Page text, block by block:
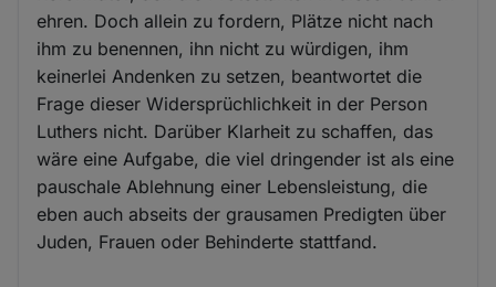
ehren. Doch allein zu fordern, Plätze nicht nach
ihm zu benennen, ihn nicht zu würdigen, ihm
keinerlei Andenken zu setzen, beantwortet die
Frage dieser Widersprüchlichkeit in der Person
Luthers nicht. Darüber Klarheit zu schaffen, das
wäre eine Aufgabe, die viel dringender ist als eine
pauschale Ablehnung einer Lebensleistung, die
eben auch abseits der grausamen Predigten über
Juden, Frauen oder Behinderte stattfand.